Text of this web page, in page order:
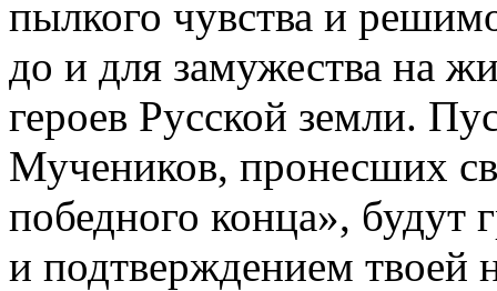
пылкого чувства и
до и для замужества на
героев Русской земли.
Мучеников, пронесших
победного конца», будут
и подтверждением твоей